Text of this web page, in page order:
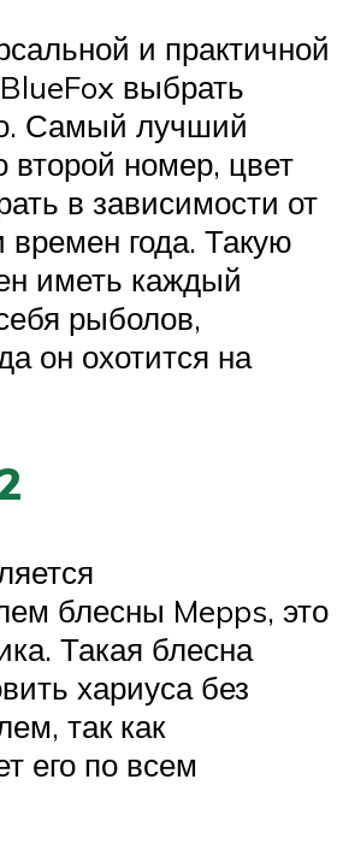
и практичной
выбрать
Самый лучший
второй номер, цвет
в зависимости от
года. Такую
иметь каждый
рыболов,
он охотится на
блесны Mepps, это
Такая блесна
хариуса без
так как
его по всем